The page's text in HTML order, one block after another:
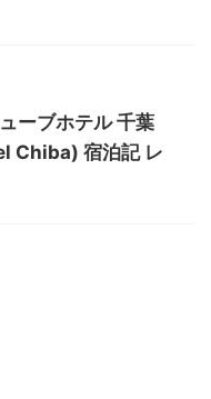
ーブホテル 千葉
Chiba) 宿泊記 レ